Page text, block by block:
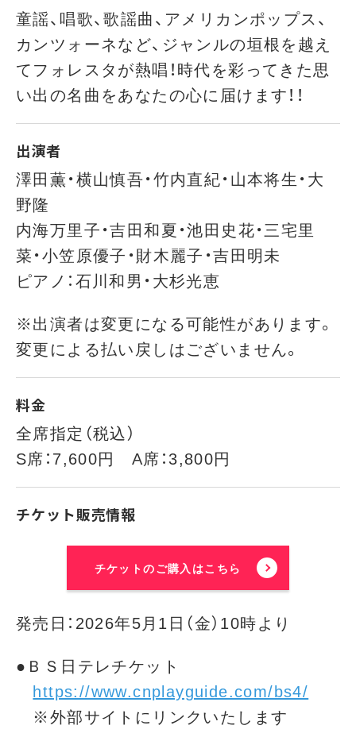
童謡、唱歌、歌謡曲、アメリカンポップス、
カンツォーネなど、ジャンルの垣根を越え
てフォレスタが熱唱！時代を彩ってきた思
い出の名曲をあなたの心に届けます！！
出演者
澤田薫・横山慎吾・竹内直紀・山本将生・大
野隆
内海万里子・吉田和夏・池田史花・三宅里
菜・小笠原優子・財木麗子・吉田明未
ピアノ：石川和男・大杉光恵
※出演者は変更になる可能性があります。
変更による払い戻しはございません。
料金
全席指定（税込）
S席：7,600円 A席：3,800円
チケット販売情報
チケットのご購入はこちら
発売日：2026年5月1日（金）10時より
●ＢＳ日テレチケット
https://www.cnplayguide.com/bs4/
※外部サイトにリンクいたします